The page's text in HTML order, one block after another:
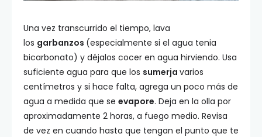
Una vez transcurrido el tiempo, lava
los garbanzos (especialmente si el agua tenia
bicarbonato) y déjalos cocer en agua hirviendo. Usa
suficiente agua para que los sumerja varios
centímetros y si hace falta, agrega un poco más de
agua a medida que se evapore. Deja en la olla por
aproximadamente 2 horas, a fuego medio. Revisa
de vez en cuando hasta que tengan el punto que te